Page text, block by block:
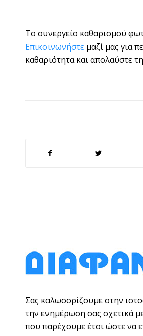
Το συνεργείο καθαρισμού
Επικοινωνήστε μαζί μας για
καθαριότητα και απολαύστε
Σας καλωσορίζουμε στην
την ενημέρωση σας σχετικά
που παρέχουμε έτσι ώστε να